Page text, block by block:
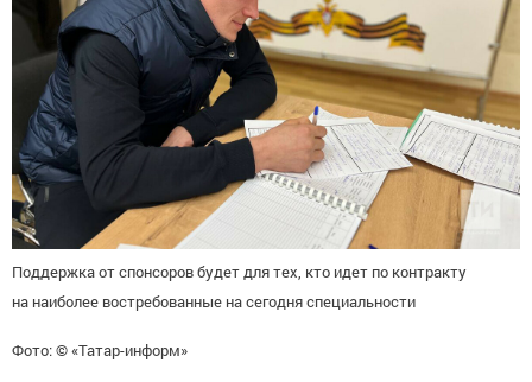
Поддержка от спонсоров будет для тех, кто идет по контракту
на наиболее востребованные на сегодня специальности
Фото: © «Татар-информ»